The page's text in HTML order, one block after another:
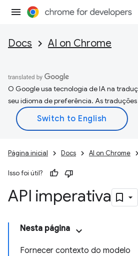
Docs AI on Chrome
O Google usa tecnologia de IA na
seu idioma de preferência. As
Página inicial Docs AI on Chrome
Isso foi útil?
API imperativa
Nesta página
Fornecer contexto do modelo